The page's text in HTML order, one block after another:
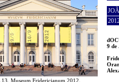
Museum Fridericianum 2012.
9 de